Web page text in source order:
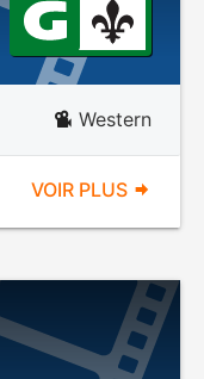
Western
VOIR PLUS